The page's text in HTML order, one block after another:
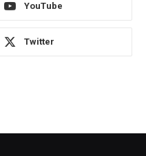
YouTube
Twitter